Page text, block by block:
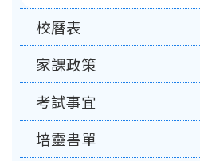
校曆表
家課政策
考試事宜
培靈書單